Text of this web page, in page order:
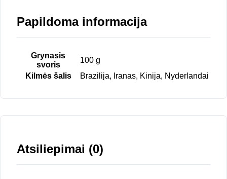
Papildoma informacija
Grynasis
svoris
100 g
Kilmės šalis
Brazilija, Iranas, Kinija, Nyderlandai
Atsiliepimai (0)